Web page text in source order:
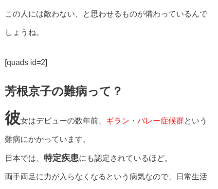
この人には敵わない、と思わせるものが備わっているんで
しょうね。
[quads id=2]
芳根京子の難病って？
彼女はデビューの数年前、 ギラン・バレー症候群という
難病にかかっています。
日本では、 特定疾患にも認定されているほど。
両手両足に力が入らなくなるという病気なので、日常生活